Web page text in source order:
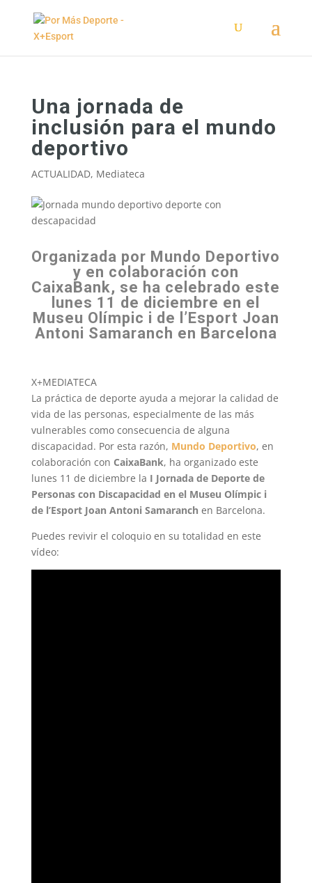
Una jornada de
inclusión para el mundo
deportivo
ACTUALIDAD, Mediateca
Organizada por Mundo Deportivo
y en colaboración con
CaixaBank, se ha celebrado este
lunes 11 de diciembre en el
Museu Olímpic i de l’Esport Joan
Antoni Samaranch en Barcelona
X+MEDIATECA
La práctica de deporte ayuda a mejorar la calidad de
vida de las personas, especialmente de las más
vulnerables como consecuencia de alguna
discapacidad. Por esta razón, Mundo Deportivo, en
colaboración con CaixaBank, ha organizado este
lunes 11 de diciembre la I Jornada de Deporte de
Personas con Discapacidad en el Museu Olímpic i
de l’Esport Joan Antoni Samaranch en Barcelona.
Puedes revivir el coloquio en su totalidad en este
vídeo: